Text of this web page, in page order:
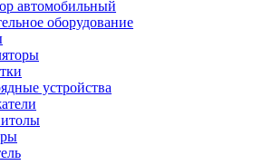
автомобильный
оборудование
устройства